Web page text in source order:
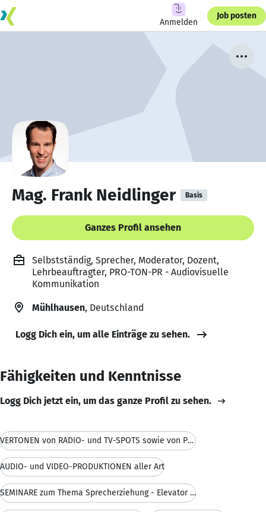
Anmelden
Job posten
Mag. Frank Neidlinger Basis
Ganzes Profil ansehen
Selbstständig, Sprecher, Moderator, Dozent,
Lehrbeauftragter, PRO-TON-PR - Audiovisuelle
Kommunikation
Mühlhausen, Deutschland
Logg Dich ein, um alle Einträge zu sehen.
Fähigkeiten und Kenntnisse
Logg Dich jetzt ein, um das ganze Profil zu sehen.
VERTONEN von RADIO- und TV-SPOTS sowie von PRODUKT
AUDIO- und VIDEO-PRODUKTIONEN aller Art
SEMINARE zum Thema Sprecherziehung - Elevator Pitc